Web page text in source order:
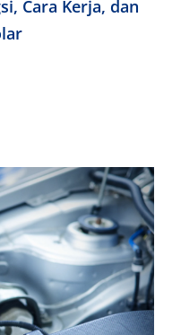
Cara Kerja, dan